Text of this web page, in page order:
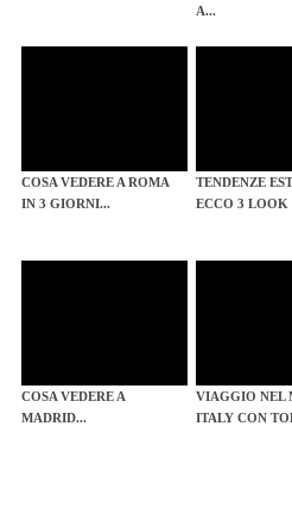
A...
COSA VEDERE A ROMA
IN 3 GIORNI...
TENDENZE
ECCO 3 LOOK
COSA VEDERE A
MADRID...
VIAGGIO NEL
ITALY CON